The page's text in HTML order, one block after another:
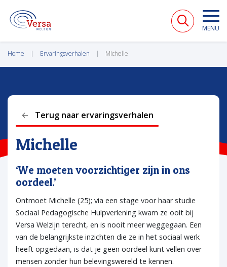
VERSA WELZIJN MENU
Home Ervaringsverhalen Michelle
Terug naar ervaringsverhalen
Michelle
‘We moeten voorzichtiger zijn in ons
oordeel.’
Ontmoet Michelle (25); via een stage voor haar studie
Sociaal Pedagogische Hulpverlening kwam ze ooit bij
Versa Welzijn terecht, en is nooit meer weggegaan. Een
van de belangrijkste inzichten die ze in het sociaal werk
heeft opgedaan, is dat je geen oordeel kunt vellen over
mensen zonder hun belevingswereld te kennen.